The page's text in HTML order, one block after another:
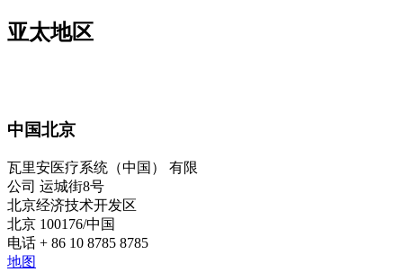
亚太地区
中国北京
瓦里安医疗系统（中国） 有限
公司 运城街8号
北京经济技术开发区
北京 100176/中国
电话 + 86 10 8785 8785
地图